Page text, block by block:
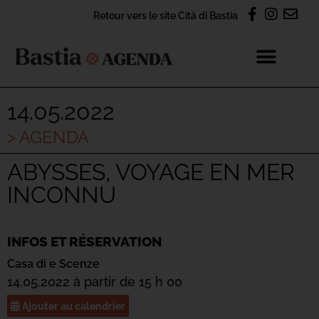
Retour vers le site Cità di Bastia
14.05.2022
> AGENDA
ABYSSES, VOYAGE EN MER
INCONNU
INFOS ET RÉSERVATION
Casa di e Scenze
14.05.2022 à partir de 15 h 00
Ajouter au calendrier